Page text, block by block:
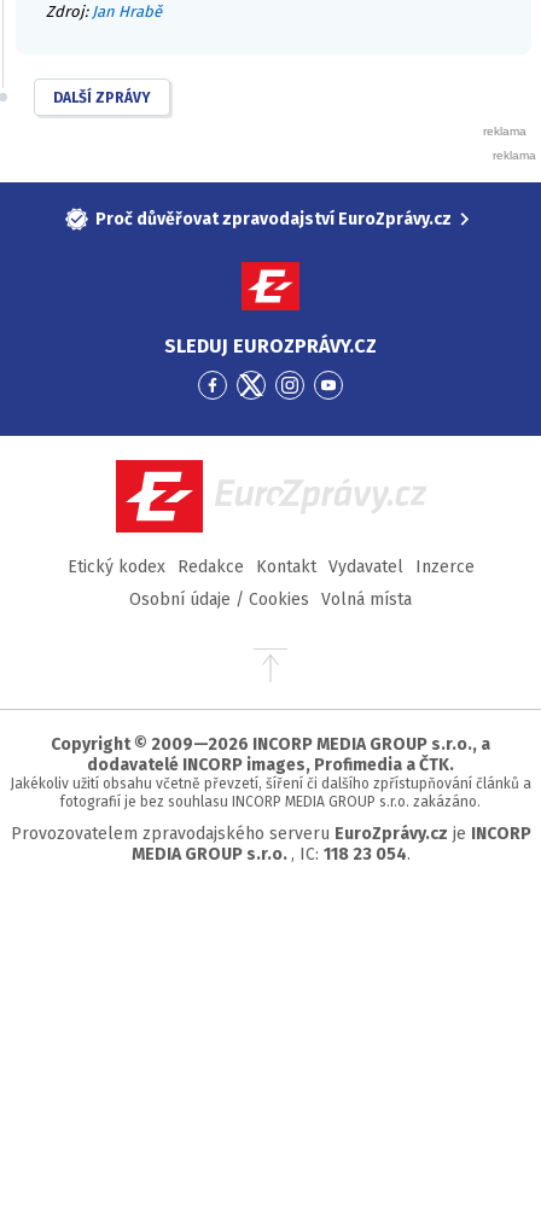
Zdroj: Jan Hrabě
DALŠÍ ZPRÁVY
Proč důvěřovat zpravodajství EuroZprávy.cz
SLEDUJ EUROZPRÁVY.CZ
Přejít
Facebook
Přejít
Twitter
Přejít
Instagram
Přejít
YouTube
EuroZprávy.cz
Etický kodex Redakce Kontakt Vydavatel
Inzerce
Osobní údaje / Cookies
Volná místa
Přejít
stránky
Copyright © 2009—2026 INCORP MEDIA GROUP s.r.o., a
dodavatelé INCORP images, Profimedia a ČTK.
Jakékoliv užití obsahu včetně převzetí, šíření či dalšího zpřístupňování článků a
fotografií je bez souhlasu INCORP MEDIA GROUP s.r.o. zakázáno.
Provozovatelem zpravodajského serveru EuroZprávy.cz je INCORP
MEDIA GROUP s.r.o. , IC: 118 23 054.